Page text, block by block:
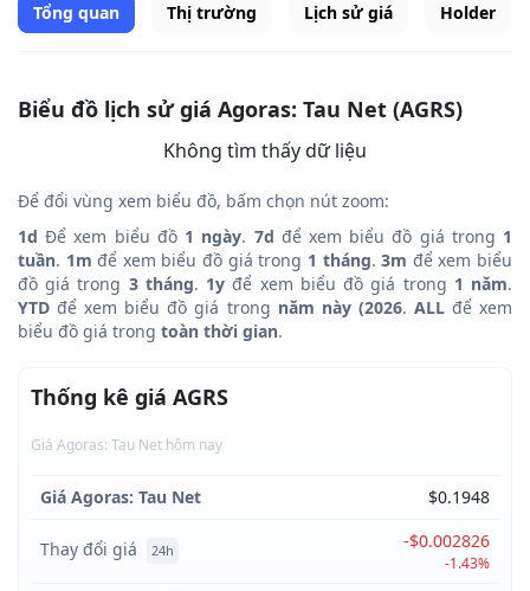
Tổng quan Thị trường Lịch sử giá Holder
Biểu đồ lịch sử giá Agoras: Tau Net (AGRS)
Không tìm thấy dữ liệu
Để đổi vùng xem biểu đồ, bấm chọn nút zoom:
1d Để xem biểu đồ 1 ngày. 7d để xem biểu đồ giá trong 1
tuần. 1m để xem biểu đồ giá trong 1 tháng.3m để xem biểu
đồ giá trong 3 tháng. 1y để xem biểu đồ giá trong 1 năm.
YTD để xem biểu đồ giá trong năm này (2026. ALLđể xem
biểu đồ giá trong toàn thời gian.
Thống kê giá AGRS
Giá Agoras: Tau Net hôm nay
Giá Agoras: Tau Net $0.1948
Thay đổi giá 24h -$0.002826
-1.43%